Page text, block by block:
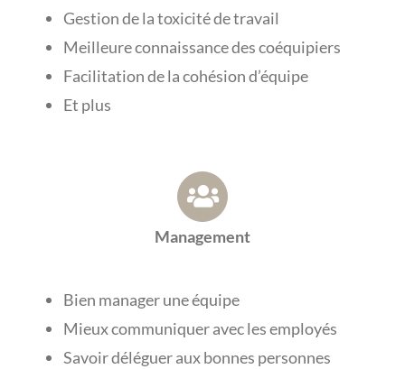
Gestion de la toxicité de travail
Meilleure connaissance des coéquipiers
Facilitation de la cohésion d’équipe
Et plus
Management
Bien manager une équipe
Mieux communiquer avec les employés
Savoir déléguer aux bonnes personnes